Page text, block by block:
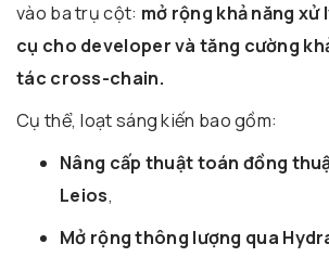
vào ba trụ cột: mở rộng khả năng xử
cụ cho developer và tăng cường
tác cross-chain.
Cụ thể, loạt sáng kiến bao gồm:
Nâng cấp thuật toán đồng
Leios,
Mở rộng thông lượng qua